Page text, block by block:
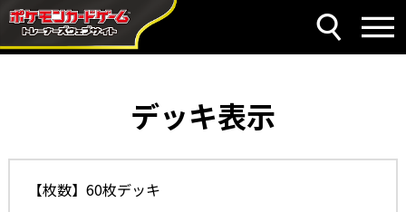
デッキ表示
【枚数】60枚デッキ